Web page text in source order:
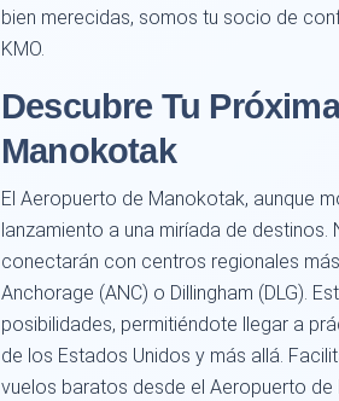
bien merecidas, somos tu socio de
KMO.
Descubre Tu
Manokotak
El Aeropuerto de Manokotak, aunque
lanzamiento a una miríada de
conectarán con centros regionales
Anchorage (ANC) o Dillingham (DLG).
posibilidades, permitiéndote llegar a
de los Estados Unidos y más allá.
vuelos baratos desde el Aeropuerto